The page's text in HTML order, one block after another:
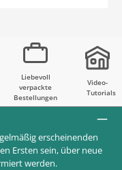
Liebevoll
verpackte
Bestellungen
Video-
Tutorials
erscheinenden
Ersten sein, über neue
werden.